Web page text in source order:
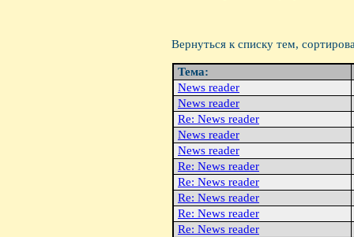
Вернуться к списку тем,
Тема:
News reader
News reader
Re: News reader
News reader
News reader
Re: News reader
Re: News reader
Re: News reader
Re: News reader
Re: News reader